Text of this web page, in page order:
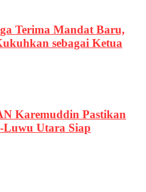
Terima Mandat Baru,
sebagai Ketua
Karemuddin Pastikan
Luwu Utara Siap